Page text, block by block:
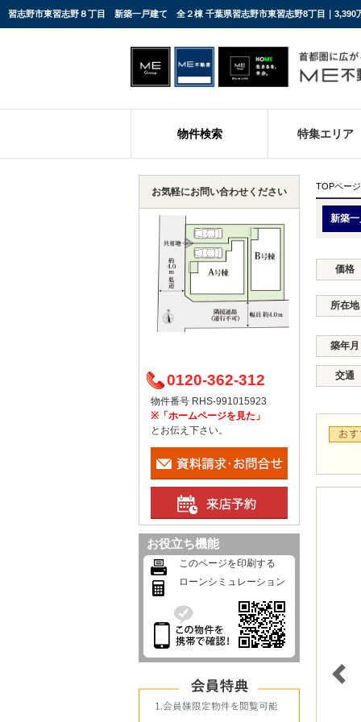
習志野市東習志野８丁目 新築一戸建て 全２棟 千葉県習志野市東習志野8丁目｜3,390
物件検索 特集エリア
TOPページ
新築
価格
所在地
築年月
交通
お気軽にお問い合わせください
0120-362-312
物件番号 RHS-991015923
※「ホームページを見た」
とお伝え下さい。
お役立ち機能
このページを印刷する
ローンシミュレーション